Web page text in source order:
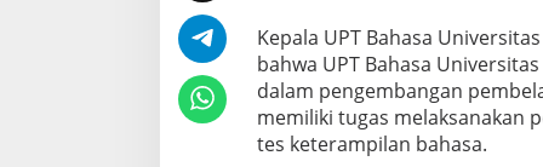
a
T
o
e
f
Kepala UPT Bahasa
bahwa UPT Bahasa
dalam pengembangan
memiliki tugas melaksanakan
tes keterampilan bahasa.